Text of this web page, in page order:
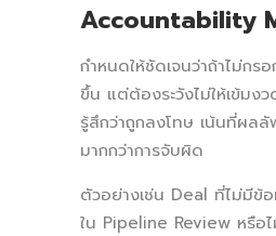
Accountability
กำหนดให้ชัดเจนว่าถ้าไม่กร
ขึ้น แต่ต้องระวังไม่ให้เข้มง
รู้สึกว่าถูกลงโทษ เน้นที่ผล
มากกว่าการจับผิด
ตัวอย่างเช่น Deal ที่ไม่มีข้
ใน Pipeline Review หรือ